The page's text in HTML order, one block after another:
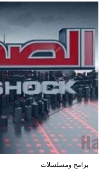
برامج ومسلسلات